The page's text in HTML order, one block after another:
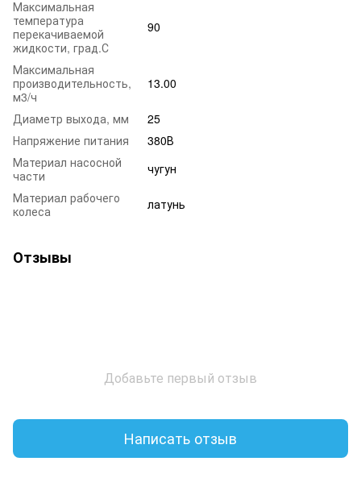
Максимальная
температура
перекачиваемой
жидкости, град.С
90
Максимальная
производительность,
м3/ч
13.00
Диаметр выхода, мм
25
Напряжение питания
380В
Материал насосной
части
чугун
Материал рабочего
колеса
латунь
Отзывы
Добавьте первый отзыв
Написать отзыв